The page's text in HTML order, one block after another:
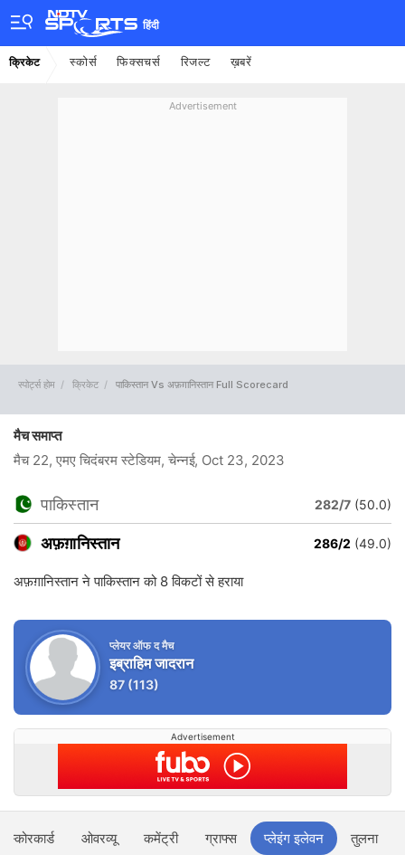
हिंदी
क्रिकेट स्कोर्स फिक्सचर्स रिजल्ट ख़बरें
Advertisement
स्पोर्ट्स होम क्रिकेट पाकिस्तान Vs अफ़ग़ानिस्तान Full Scorecard
मैच समाप्त
मैच 22, एमए चिदंबरम स्टेडियम, चेन्नई, Oct 23, 2023
पाकिस्तान 282/7 (50.0)
अफ़ग़ानिस्तान 286/2 (49.0)
अफ़ग़ानिस्तान ने पाकिस्तान को 8 विकटों से हराया
प्लेयर ऑफ द मैच
इब्राहिम जादरान
87 (113)
Advertisement
स्कोरकार्ड ओवरव्यू कमेंट्री ग्राफ्स प्लेइंग इलेवन तुलना